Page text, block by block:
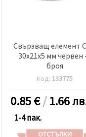
Свързващ елемент
30x21x5 мм червен
броя
Код: 133775
0.85€/1.66
1-4 пак.
ОТСТЪПКИ